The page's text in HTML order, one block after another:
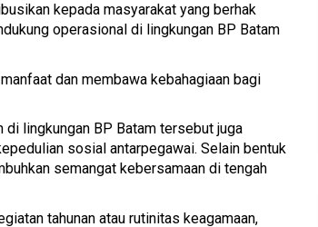
kepada masyarakat yang berhak
operasional di lingkungan BP Batam
dan membawa kebahagiaan bagi
di lingkungan BP Batam tersebut juga
sosial antarpegawai. Selain bentuk
semangat kebersamaan di tengah
tahunan atau rutinitas keagamaan,